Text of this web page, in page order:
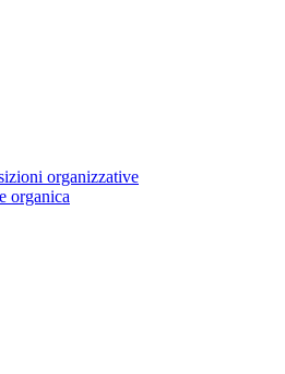
organizzative
organica